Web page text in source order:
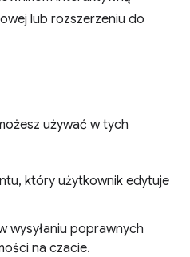
lub rozszerzeniu do
używać w tych
który użytkownik edytuje
wysyłaniu poprawnych
na czacie.